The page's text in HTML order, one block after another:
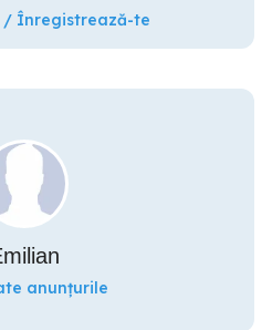
/ Înregistrează-te
anunțurile